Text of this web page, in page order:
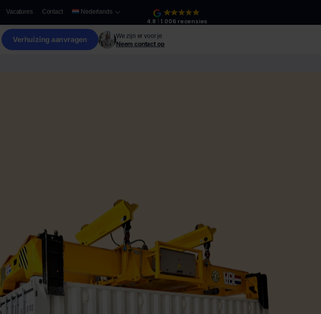
Vacatures Contact Nederlands
4.8 1.006 recensies
Verhuizing aanvragen We zijn er voor je
Neem contact op